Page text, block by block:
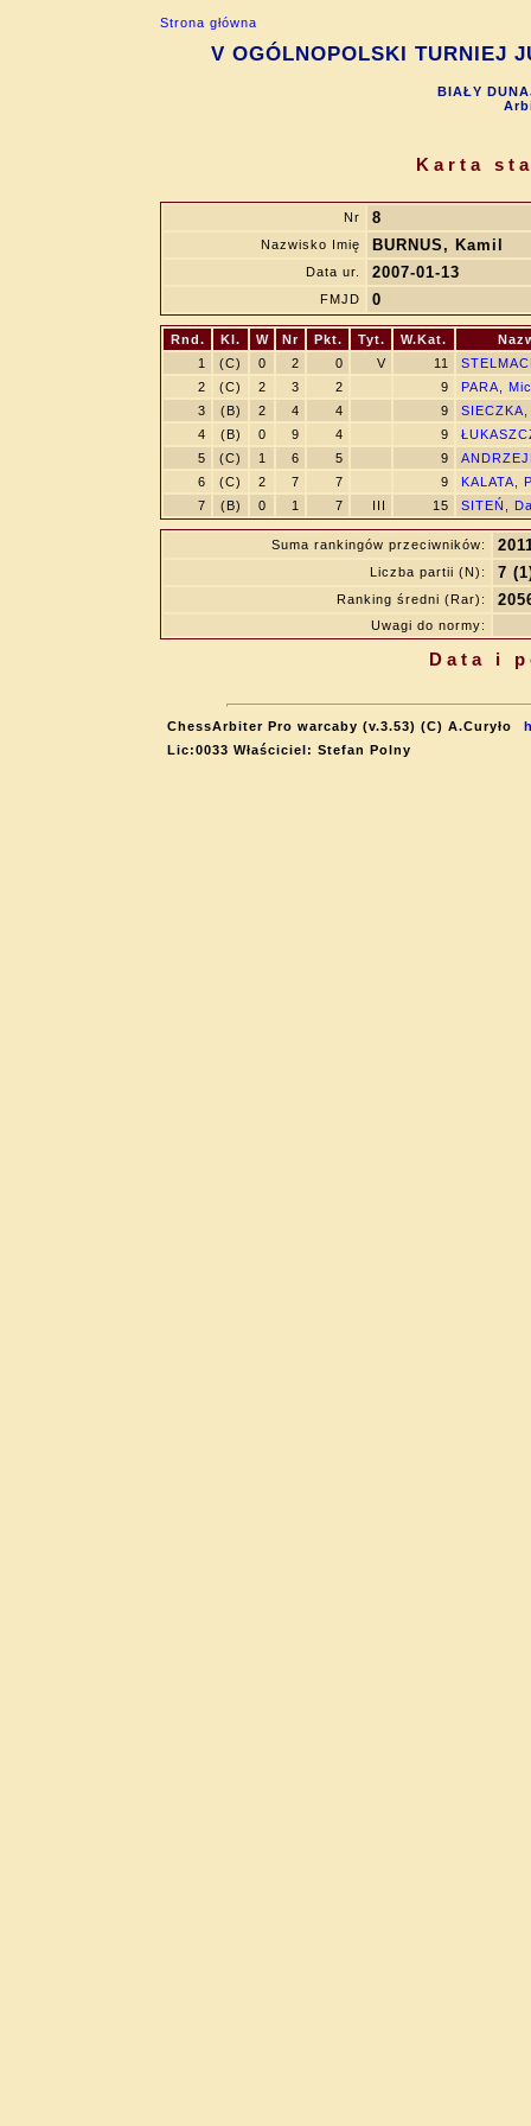
Strona główna
V OGÓLNOPOLSKI TURNIEJ
BIAŁY
Karta
Nr 8
Nazwisko Imię BURNUS, Kamil
Data ur. 2007-01-13
FMJD 0
Rnd. Kl. W Nr Pkt. Tyt. W.Kat.
1
(C) 0 2 0 V 11
2
(C) 2 3 2 9
PARA,
3
(B) 2 4 4 9
4
(B) 0 9 4 9
5
(C) 1 6 5 9
6
(C) 2 7 7 9
KALATA,
7
(B) 0 1 7 III 15 SITEŃ,
Suma rankingów przeciwników:
Liczba partii (N): 7
Ranking średni (Rar):
Uwagi do normy:
Data i
ChessArbiter Pro warcaby (v.3.53) (C) A.Curyło
Lic:0033 Właściciel: Stefan Polny